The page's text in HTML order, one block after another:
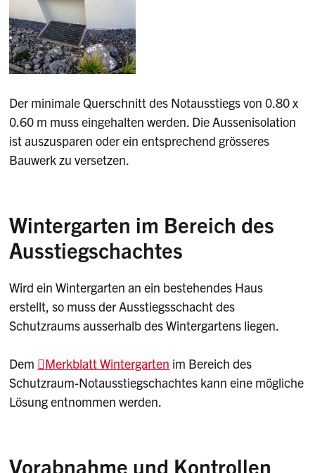
Der minimale Querschnitt des Notausstiegs von 0.80 x
0.60 m muss eingehalten werden. Die Aussenisolation
ist auszusparen oder ein entsprechend grösseres
Bauwerk zu versetzen.
Wintergarten im Bereich des
Ausstiegschachtes
Wird ein Wintergarten an ein bestehendes Haus
erstellt, so muss der Ausstiegsschacht des
Schutzraums ausserhalb des Wintergartens liegen.
Dem Merkblatt Wintergarten im Bereich des
Schutzraum-Notausstiegschachtes kann eine mögliche
Lösung entnommen werden.
Vorabnahme und Kontrollen